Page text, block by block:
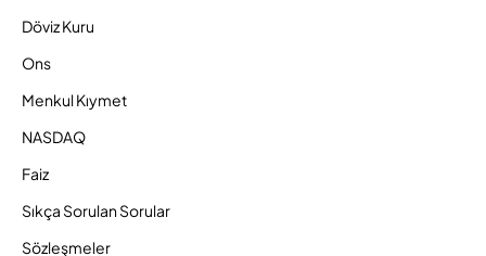
Döviz Kuru
Ons
Menkul Kıymet
NASDAQ
Faiz
Sıkça Sorulan Sorular
Sözleşmeler